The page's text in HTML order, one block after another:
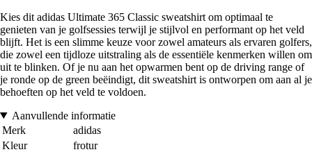
Kies dit adidas Ultimate 365 Classic sweatshirt om optimaal te
genieten van je golfsessies terwijl je stijlvol en performant op het veld
blijft. Het is een slimme keuze voor zowel amateurs als ervaren golfers,
die zowel een tijdloze uitstraling als de essentiële kenmerken willen om
uit te blinken. Of je nu aan het opwarmen bent op de driving range of
je ronde op de green beëindigt, dit sweatshirt is ontworpen om aan al je
behoeften op het veld te voldoen.
Aanvullende informatie
Merk
adidas
Kleur
frotur